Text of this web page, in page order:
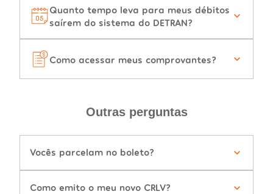
Quanto tempo leva para meus débitos
saírem do sistema do DETRAN?
Como acessar meus comprovantes?
Outras perguntas
Vocês parcelam no boleto?
Como emito o meu novo CRLV?